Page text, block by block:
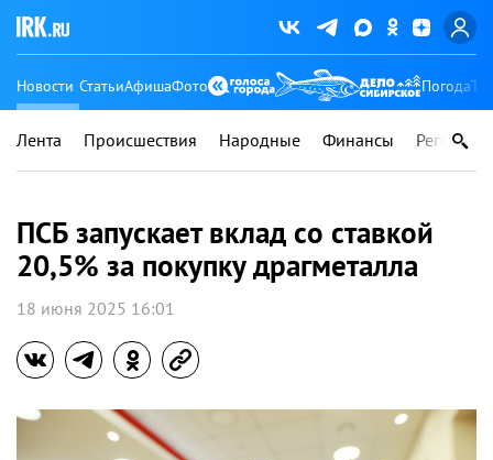
Новости СтатьиАфишаФото Погода
Лента Происшествия Народные Финансы Регионы
ПСБ запускает вклад со ставкой
20,5% за покупку драгметалла
18 июня 2025 16:01